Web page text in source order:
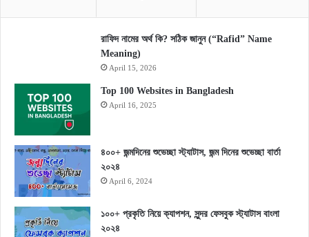
রাফিদ নামের অর্থ কি? সঠিক জানুন (“Rafid” Name
Meaning)
April 15, 2026
Top 100 Websites in Bangladesh
April 16, 2025
৪০০+ জন্মদিনের শুভেচ্ছা স্ট্যাটাস, জন্ম দিনের শুভেচ্ছা বার্তা
২০২৪
April 6, 2024
১০০+ প্রকৃতি নিয়ে ক্যাপশন, সুন্দর ফেসবুক স্ট্যাটাস বাংলা
২০২৪